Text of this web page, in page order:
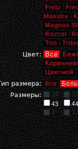
Fretz
Maestre
Magnus
Roccol
Trio
Цвет: Все
Цветной
размера:
Все
Размеры: 32
43
44
1